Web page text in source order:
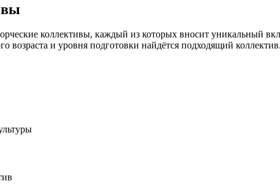
коллективы, каждый из которых вносит уникальный
возраста и уровня подготовки найдётся подходящий коллектив.